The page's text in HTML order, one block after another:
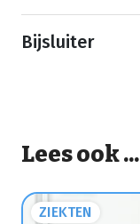
Bijsluiter
Lees ook ...
ZIEKTEN